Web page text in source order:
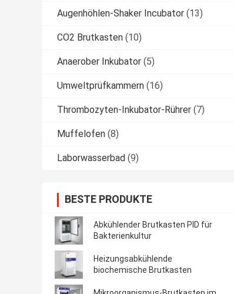
Augenhöhlen-Shaker Incubator (13)
CO2 Brutkasten (10)
Anaerober Inkubator (5)
Umweltprüfkammern (16)
Thrombozyten-Inkubator-Rührer (7)
Muffelofen (8)
Laborwasserbad (9)
BESTE PRODUKTE
Abkühlender Brutkasten PID für
Bakterienkultur
Heizungsabkühlende
biochemische Brutkasten